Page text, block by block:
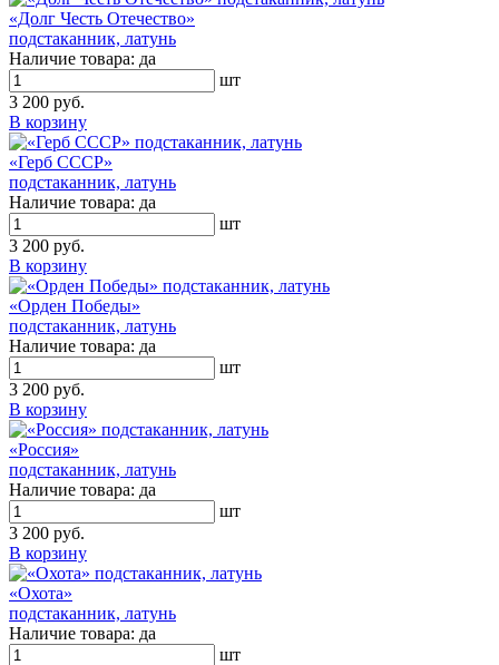
«Долг Честь Отечество»
подстаканник, латунь
Наличие товара: да
шт
3 200 руб.
В корзину
«Герб СССР»
подстаканник, латунь
Наличие товара: да
шт
3 200 руб.
В корзину
«Орден Победы»
подстаканник, латунь
Наличие товара: да
шт
3 200 руб.
В корзину
«Россия»
подстаканник, латунь
Наличие товара: да
шт
3 200 руб.
В корзину
«Охота»
подстаканник, латунь
Наличие товара: да
шт